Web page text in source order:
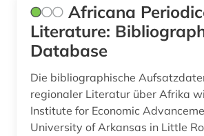
bodenökologie (1)
book e (1)
brandenburg (2)
brasilien (1)
Zypern (1)
Africana
Literature:
Database
Die bibliographische
regionaler Literatur über Afrika
Institute for Economic
University of Arkansas in Little